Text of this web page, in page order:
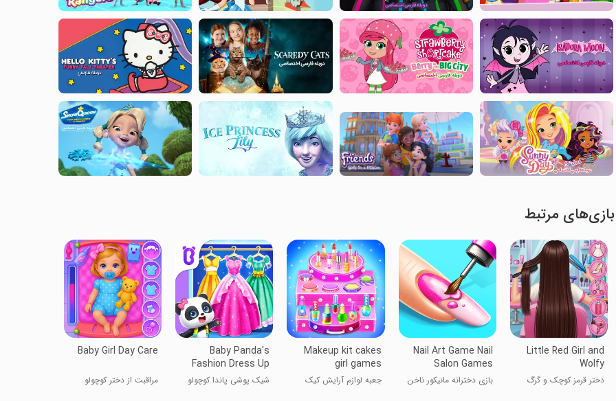
بازی‌های مرتبط
Little Red Girl and
Wolfy
دختر قرمز کوچک و گرگ
Nail Art Game Nail
Salon Games
بازی دخترانه مانیکور ناخن
Makeup kit cakes
girl games
جعبه لوازم آرایش کیک
Baby Panda's
Fashion Dress Up
شیک پوشی پاندا کوچولو
Baby Girl Day Care
مراقبت از دختر کوچولو